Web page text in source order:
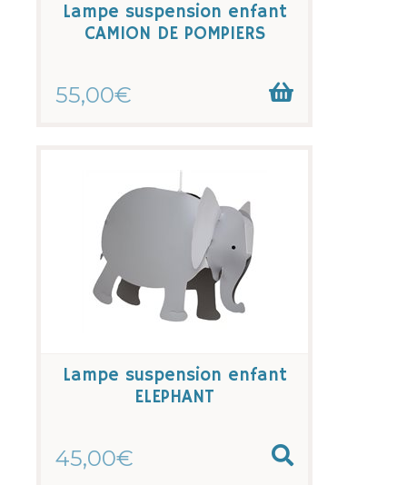
Lampe suspension enfant
CAMION DE POMPIERS
55,00€
Lampe suspension enfant
ELEPHANT
45,00€